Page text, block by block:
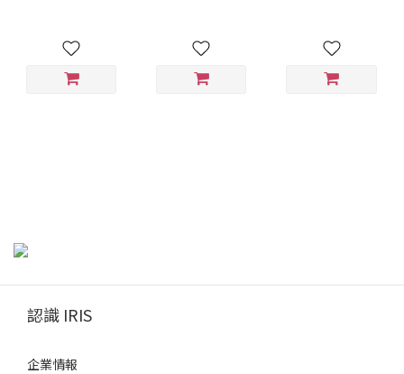
認識 IRIS
企業情報